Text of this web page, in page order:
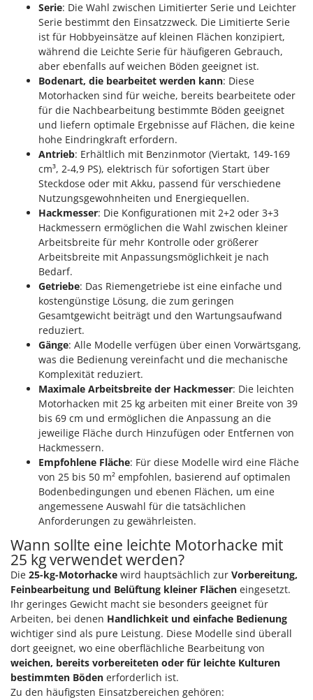
Serie: Die Wahl zwischen Limitierter Serie und Leichter
Serie bestimmt den Einsatzzweck. Die Limitierte Serie
ist für Hobbyeinsätze auf kleinen Flächen konzipiert,
während die Leichte Serie für häufigeren Gebrauch,
aber ebenfalls auf weichen Böden geeignet ist.
Bodenart, die bearbeitet werden kann: Diese
Motorhacken sind für weiche, bereits bearbeitete oder
für die Nachbearbeitung bestimmte Böden geeignet
und liefern optimale Ergebnisse auf Flächen, die keine
hohe Eindringkraft erfordern.
Antrieb: Erhältlich mit Benzinmotor (Viertakt, 149-169
cm³, 2-4,9 PS), elektrisch für sofortigen Start über
Steckdose oder mit Akku, passend für verschiedene
Nutzungsgewohnheiten und Energiequellen.
Hackmesser: Die Konfigurationen mit 2+2 oder 3+3
Hackmessern ermöglichen die Wahl zwischen kleiner
Arbeitsbreite für mehr Kontrolle oder größerer
Arbeitsbreite mit Anpassungsmöglichkeit je nach
Bedarf.
Getriebe: Das Riemengetriebe ist eine einfache und
kostengünstige Lösung, die zum geringen
Gesamtgewicht beiträgt und den Wartungsaufwand
reduziert.
Gänge: Alle Modelle verfügen über einen Vorwärtsgang,
was die Bedienung vereinfacht und die mechanische
Komplexität reduziert.
Maximale Arbeitsbreite der Hackmesser: Die leichten
Motorhacken mit 25 kg arbeiten mit einer Breite von 39
bis 69 cm und ermöglichen die Anpassung an die
jeweilige Fläche durch Hinzufügen oder Entfernen von
Hackmessern.
Empfohlene Fläche: Für diese Modelle wird eine Fläche
von 25 bis 50 m² empfohlen, basierend auf optimalen
Bodenbedingungen und ebenen Flächen, um eine
angemessene Auswahl für die tatsächlichen
Anforderungen zu gewährleisten.
Wann sollte eine leichte Motorhacke mit
25 kg verwendet werden?
Die 25-kg-Motorhacke wird hauptsächlich zur Vorbereitung,
Feinbearbeitung und Belüftung kleiner Flächen eingesetzt.
Ihr geringes Gewicht macht sie besonders geeignet für
Arbeiten, bei denen Handlichkeit und einfache Bedienung
wichtiger sind als pure Leistung. Diese Modelle sind überall
dort geeignet, wo eine oberflächliche Bearbeitung von
weichen, bereits vorbereiteten oder für leichte Kulturen
bestimmten Böden erforderlich ist.
Zu den häufigsten Einsatzbereichen gehören: